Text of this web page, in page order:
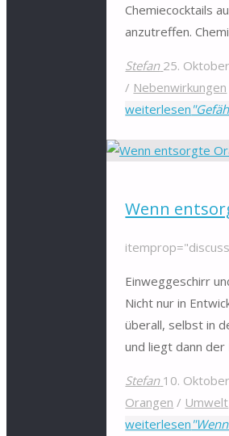
Chemiecocktails
anzutreffen.
Stefan 25.
/ Nebenwirkungen
weiterlesen
Wenn
Einweggeschirr
Nicht nur in
überall, selbst in
und liegt dann
Stefan 10.
Orangen / Umwelt
weiterlesen